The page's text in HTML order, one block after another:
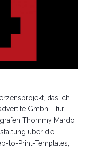
das ich
Gmbh – für
Thommy Mardo
über die
to-Print-Templates,